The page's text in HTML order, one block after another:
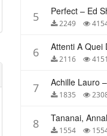
5 Perfect – Ed
2249
6 Attenti A Quei
2116
7 1835
8 1554